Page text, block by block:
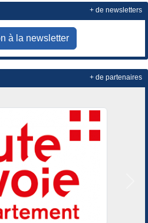
à la newsletter
+ de newsletters
+ de partenaires